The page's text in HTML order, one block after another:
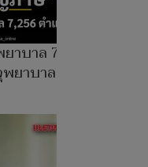
บาล 7,256
าบาลจริงดี